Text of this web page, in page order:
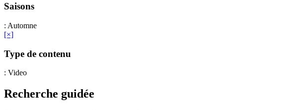
Saisons
: Automne
[×]
Type de contenu
: Video
Recherche guidée